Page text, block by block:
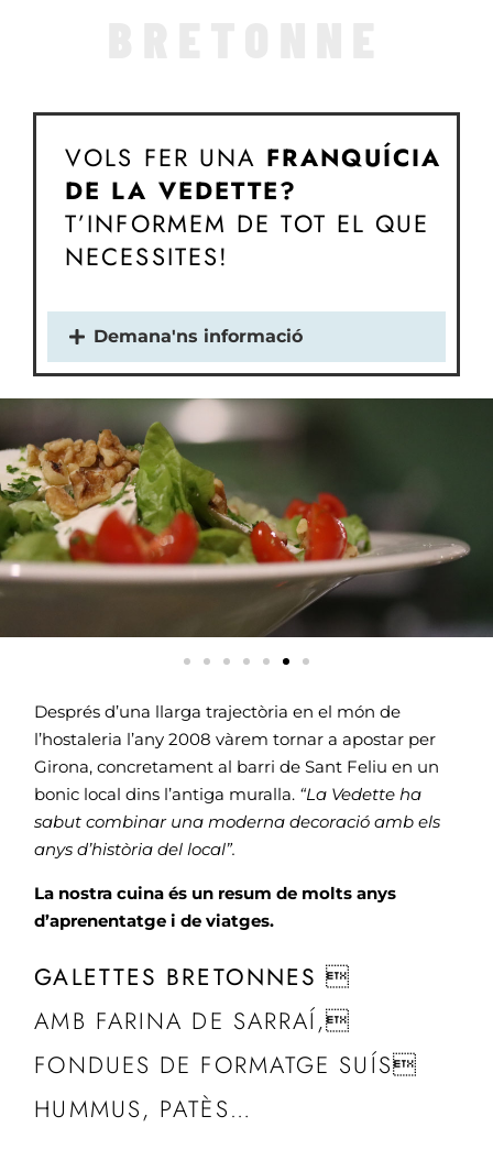
VOLS FER UNA FRANQUÍCIA
DE LA VEDETTE?
T’INFORMEM DE TOT EL QUE
NECESSITES!
Demana'ns informació
Després d’una llarga trajectòria en el món de
l’hostaleria l’any 2008 vàrem tornar a apostar per
Girona, concretament al barri de Sant Feliu en un
bonic local dins l’antiga muralla. “La Vedette ha
sabut combinar una moderna decoració amb els
anys d’història del local”.
La nostra cuina és un resum de molts anys
d’aprenentatge i de viatges.
GALETTES BRETONNES 
AMB FARINA DE SARRAÍ,
FONDUES DE FORMATGE SUÍS
HUMMUS, PATÈS…